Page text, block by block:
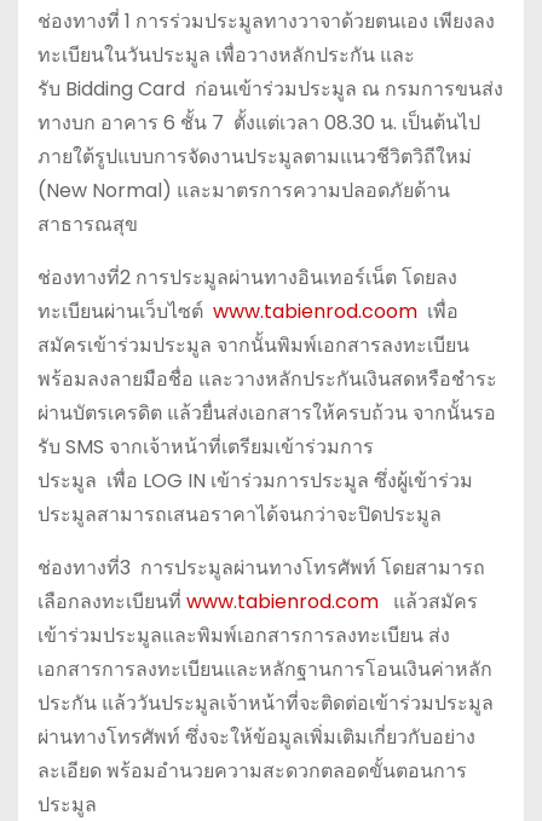
ช่องทางที่ 1 การร่วมประมูลทางวาจาด้วยตนเอง เพียงลง
ทะเบียนในวันประมูล เพื่อวางหลักประกัน และ
รับ Bidding Card ก่อนเข้าร่วมประมูล ณ กรมการขนส่ง
ทางบก อาคาร 6 ชั้น 7 ตั้งแต่เวลา 08.30 น. เป็นต้นไป
ภายใต้รูปแบบการจัดงานประมูลตามแนวชีวิตวิถีใหม่
(New Normal) และมาตรการความปลอดภัยด้าน
สาธารณสุข
ช่องทางที่2 การประมูลผ่านทางอินเทอร์เน็ต โดยลง
ทะเบียนผ่านเว็บไซต์ www.tabienrod.coom เพื่อ
สมัครเข้าร่วมประมูล จากนั้นพิมพ์เอกสารลงทะเบียน
พร้อมลงลายมือชื่อ และวางหลักประกันเงินสดหรือชำระ
ผ่านบัตรเครดิต แล้วยื่นส่งเอกสารให้ครบถ้วน จากนั้นรอ
รับ SMS จากเจ้าหน้าที่เตรียมเข้าร่วมการ
ประมูล เพื่อ LOG IN เข้าร่วมการประมูล ซึ่งผู้เข้าร่วม
ประมูลสามารถเสนอราคาได้จนกว่าจะปิดประมูล
ช่องทางที่3 การประมูลผ่านทางโทรศัพท์ โดยสามารถ
เลือกลงทะเบียนที่ www.tabienrod.com แล้วสมัคร
เข้าร่วมประมูลและพิมพ์เอกสารการลงทะเบียน ส่ง
เอกสารการลงทะเบียนและหลักฐานการโอนเงินค่าหลัก
ประกัน แล้ววันประมูลเจ้าหน้าที่จะติดต่อเข้าร่วมประมูล
ผ่านทางโทรศัพท์ ซึ่งจะให้ข้อมูลเพิ่มเติมเกี่ยวกับอย่าง
ละเอียด พร้อมอำนวยความสะดวกตลอดขั้นตอนการ
ประมูล